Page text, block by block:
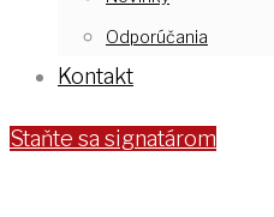
Odporúčania
Kontakt
Staňte sa signatárom